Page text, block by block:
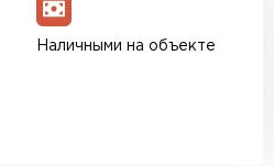
Наличными на объекте